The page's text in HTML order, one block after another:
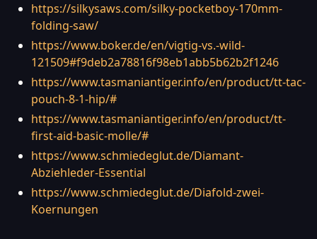
https://silkysaws.com/silky-pocketboy-170mm-
folding-saw/
https://www.boker.de/en/vigtig-vs.-wild-
121509#f9deb2a78816f98eb1abb5b62b2f1246
https://www.tasmaniantiger.info/en/product/tt-tac-
pouch-8-1-hip/#
https://www.tasmaniantiger.info/en/product/tt-
first-aid-basic-molle/#
https://www.schmiedeglut.de/Diamant-
Abziehleder-Essential
https://www.schmiedeglut.de/Diafold-zwei-
Koernungen